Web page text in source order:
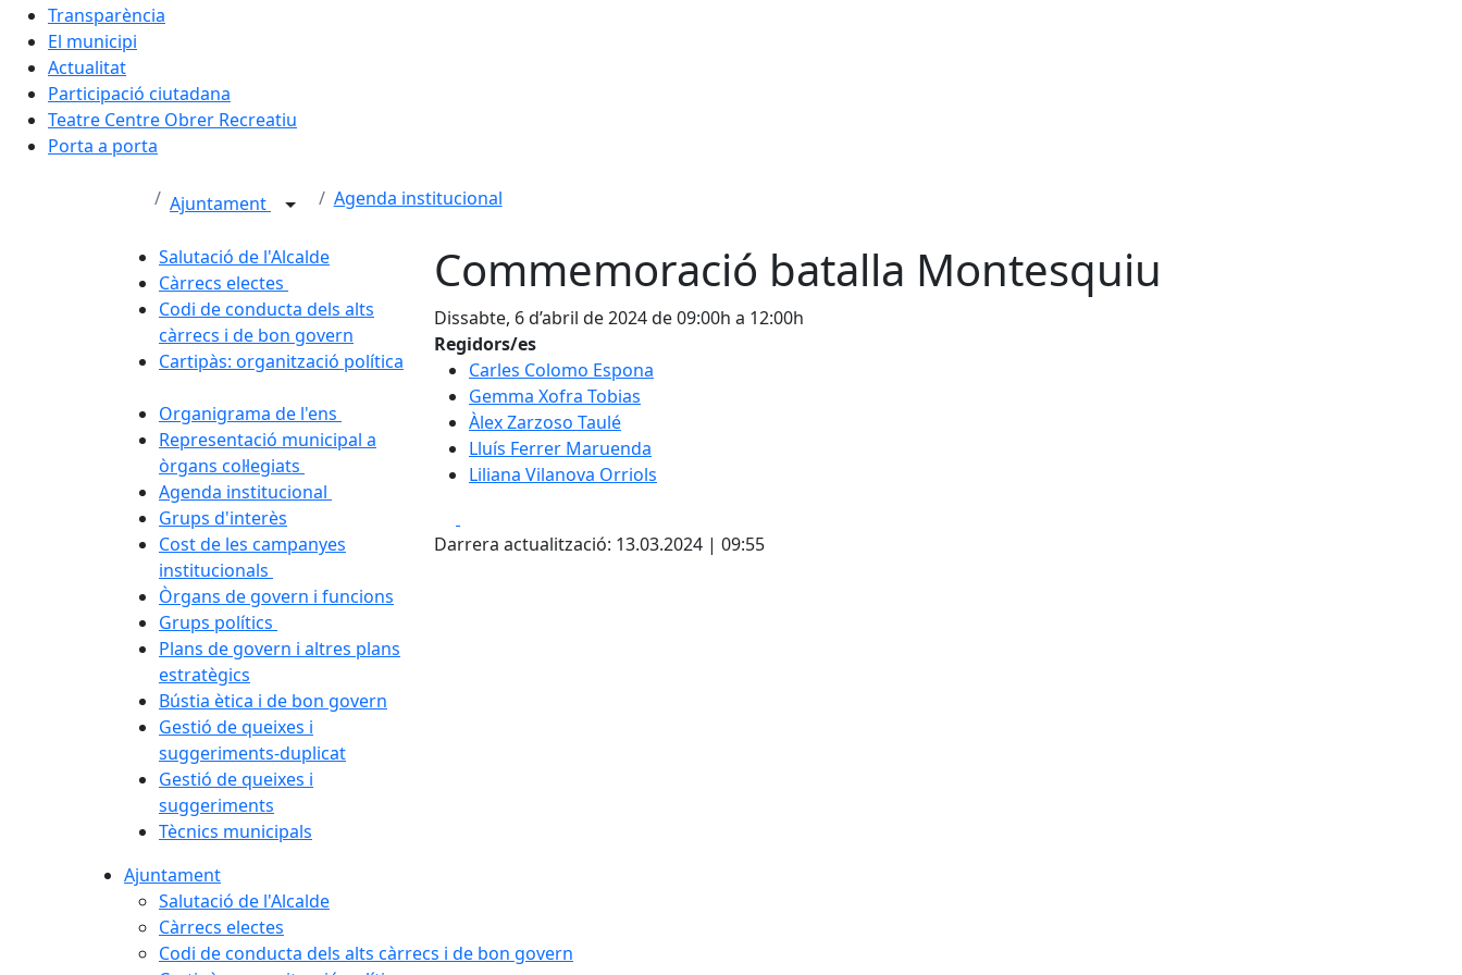
Transparència
El municipi
Actualitat
Participació ciutadana
Teatre Centre Obrer Recreatiu
Porta a porta
Ajuntament Agenda institucional
Salutació de l'Alcalde
Càrrecs electes
Codi de conducta dels alts
càrrecs i de bon govern
Cartipàs: organització política
Organigrama de l'ens
Representació municipal a
òrgans col·legiats
Agenda institucional
Grups d'interès
Cost de les campanyes
institucionals
Òrgans de govern i funcions
Grups polítics
Plans de govern i altres plans
estratègics
Bústia ètica i de bon govern
Gestió de queixes i
suggeriments-duplicat
Gestió de queixes i
suggeriments
Tècnics municipals
Commemoració batalla Montesquiu
Dissabte, 6 d’abril de 2024 de 09:00h a 12:00h
Regidors/es
Carles Colomo Espona
Gemma Xofra Tobias
Àlex Zarzoso Taulé
Lluís Ferrer Maruenda
Liliana Vilanova Orriols
Darrera actualització: 13.03.2024 | 09:55
Ajuntament
Salutació de l'Alcalde
Càrrecs electes
Codi de conducta dels alts càrrecs i de bon govern